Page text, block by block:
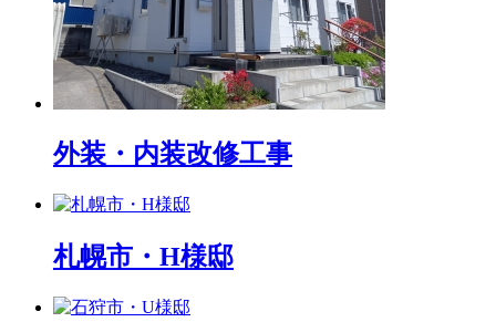
外装・内装改修工事
札幌市・H様邸